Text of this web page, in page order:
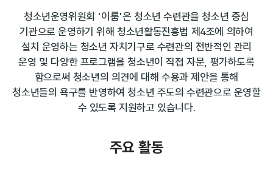
청소년운영위원회 '이룸'은 청소년 수련관을 청소년 중심
기관으로 운영하기 위해 청소년활동진흥법 제4조에 의하여
설치 운영하는 청소년 자치기구로 수련관의 전반적인 관리
운영 및 다양한 프로그램을 청소년이 직접 자문, 평가하도록
함으로써 청소년의 의견에 대해 수용과 제안을 통해
청소년들의 욕구를 반영하여 청소년 주도의 수련관으로 운영할
수 있도록 지원하고 있습니다.
주요 활동